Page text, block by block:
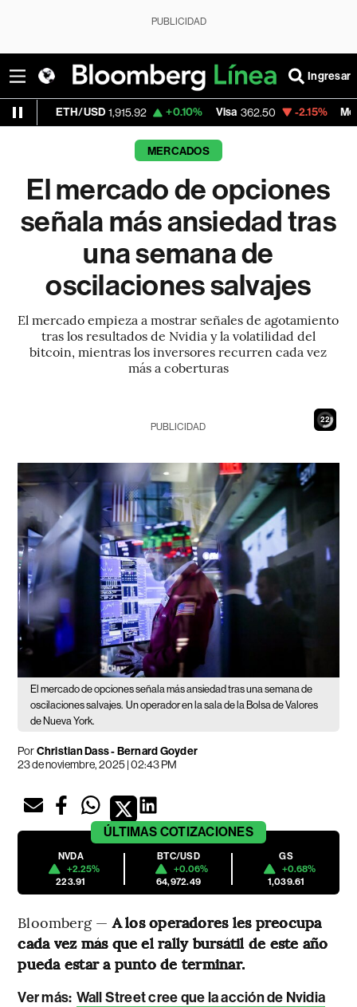
PUBLICIDAD
Ingresar
1,915.92 +0.10% Visa 362.50 -2.15% MercadoLibre
MERCADOS
El mercado de opciones
señala más ansiedad tras
una semana de
oscilaciones salvajes
El mercado empieza a mostrar señales de agotamiento
tras los resultados de Nvidia y la volatilidad del
bitcoin, mientras los inversores recurren cada vez
más a coberturas
20
PUBLICIDAD
El mercado de opciones señala más ansiedad tras una semana de
oscilaciones salvajes. Un operador en la sala de la Bolsa de Valores
de Nueva York.
PorChristian Dass - Bernard Goyder
23 de noviembre, 2025 | 02:43 PM
ÚLTIMAS COTIZACIONES
NVDA
+2.25%
223.91
BTC/USD
+0.06%
64,972.49
GS
+0.68%
1,039.61
Bloomberg —A los operadores les preocupa
cada vez más que el rally bursátil de este año
pueda estar a punto de terminar.
Ver más: Wall Street cree que la acción de Nvidia